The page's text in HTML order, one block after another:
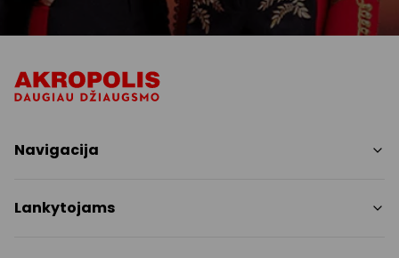
Navigacija
Paslaugos
Lankytojams